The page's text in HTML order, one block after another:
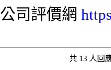
公司評價網
共 13 人